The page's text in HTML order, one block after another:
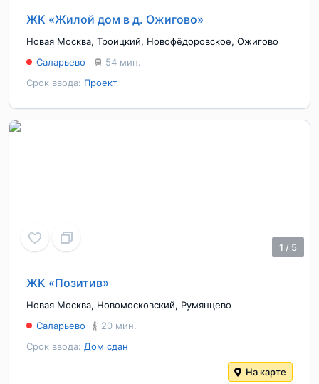
ЖК «Жилой дом в д. Ожигово»
Новая Москва, Троицкий, Новофёдоровское, Ожигово
Срок ввода: Проект
Саларьево 54 мин.
1 / 5
ЖК «Позитив»
Новая Москва, Новомосковский, Румянцево
Срок ввода: Дом сдан
Саларьево 20 мин.
На карте